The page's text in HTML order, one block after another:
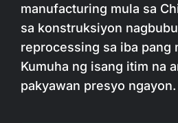
manufacturing mula sa
sa konstruksiyon
reprocessing sa iba pang
Kumuha ng isang itim na
pakyawan presyo ngayon.